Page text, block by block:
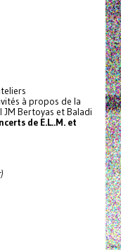
à propos de la
Bertoyas et Baladi
de E.L..M. et